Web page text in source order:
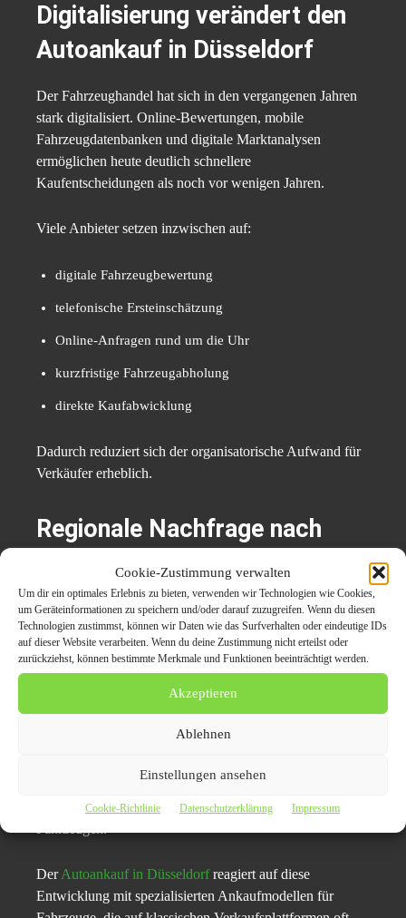
Cookie-Zustimmung verwalten
Um dir ein optimales Erlebnis zu bieten, verwenden wir Technologien wie Cookies,
um Geräteinformationen zu speichern und/oder darauf zuzugreifen. Wenn du diesen
Technologien zustimmst, können wir Daten wie das Surfverhalten oder eindeutige IDs
auf dieser Website verarbeiten. Wenn du deine Zustimmung nicht erteilst oder
zurückziehst, können bestimmte Merkmale und Funktionen beeinträchtigt werden.
Akzeptieren
Ablehnen
Einstellungen ansehen
Cookie-Richtlinie Datenschutzerklärung Impressum
Digitalisierung verändert den
Autoankauf in Düsseldorf
Der Fahrzeughandel hat sich in den vergangenen Jahren
stark digitalisiert. Online-Bewertungen, mobile
Fahrzeugdatenbanken und digitale Marktanalysen
ermöglichen heute deutlich schnellere
Kaufentscheidungen als noch vor wenigen Jahren.
Viele Anbieter setzen inzwischen auf:
digitale Fahrzeugbewertung
telefonische Ersteinschätzung
Online-Anfragen rund um die Uhr
kurzfristige Fahrzeugabholung
direkte Kaufabwicklung
Dadurch reduziert sich der organisatorische Aufwand für
Verkäufer erheblich.
Regionale Nachfrage nach
Gebrauchtwagen bleibt hoch
Trotz wachsenderElektromobilitätbleibt die Nachfrage
nach gebrauchten Fahrzeugen stabil. Besonders
Ersatzteile, ältere Verbrenner und exportfähige Fahrzeuge
erzielen weiterhin relevante Marktpreise.
Nachfrage nach günstigen Gebrauchtwagen. Gleichzeitig
häufiger aufgeschoben. Das erhöht die Zahl
verkaufswilliger Fahrzeughalter mit beschädigten
DerAutoankauf in Düsseldorfreagiert auf diese
Entwicklung mit spezialisierten Ankaufmodellen für